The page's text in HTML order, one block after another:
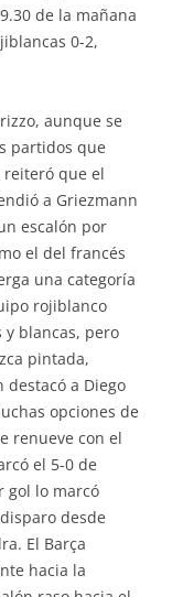
de la mañana
0-2,
aunque se
partidos que
que el
a Griezmann
escalón por
el del francés
una categoría
rojiblanco
blancas, pero
pintada,
a Diego
opciones de
renueve con el
el 5-0 de
gol lo marcó
desde
El Barça
hacia la